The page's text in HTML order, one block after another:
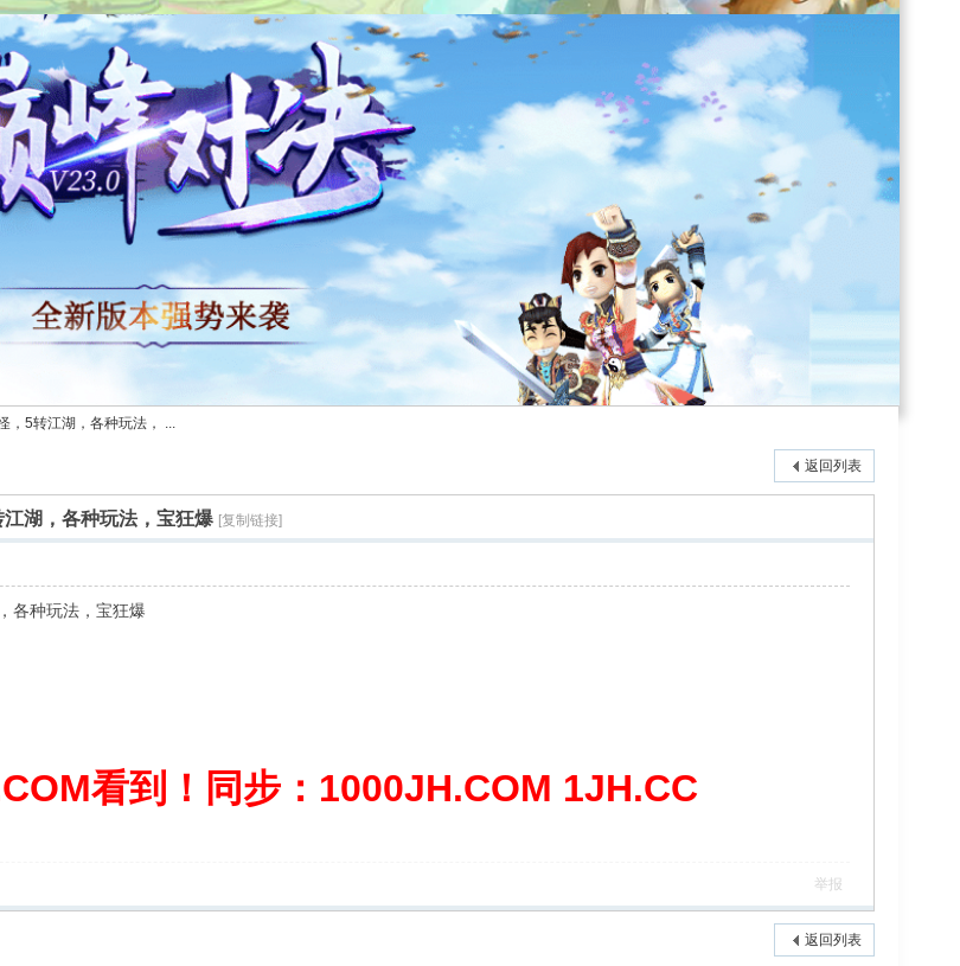
，5转江湖，各种玩法， ...
返回列表
湖，各种玩法，宝狂爆 [复制链接]
各种玩法，宝狂爆
看到！同步：1000JH.COM 1JH.CC
举报
返回列表